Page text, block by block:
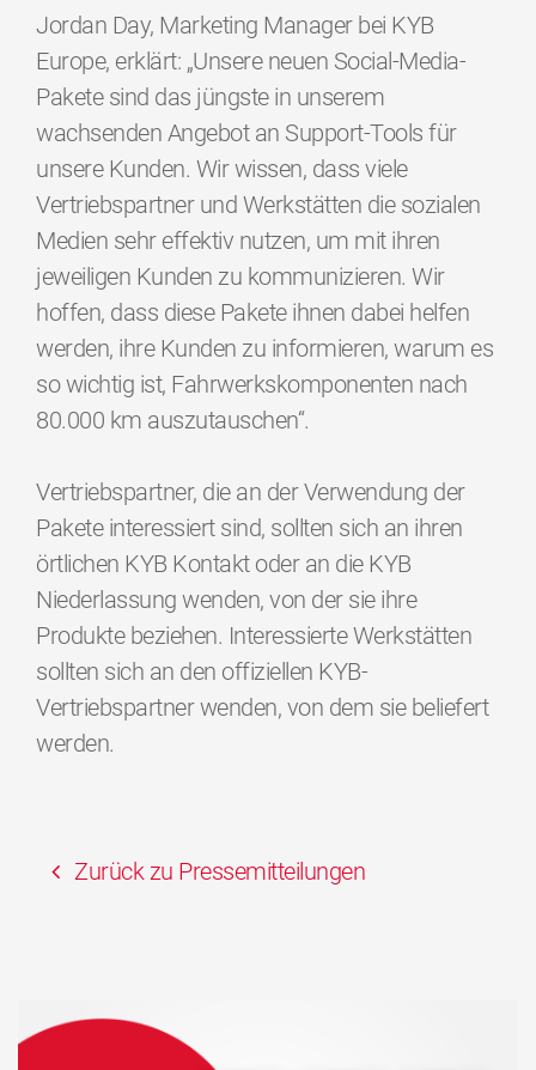
Jordan Day, Marketing Manager bei KYB
Europe, erklärt: „Unsere neuen Social-Media-
Pakete sind das jüngste in unserem
wachsenden Angebot an Support-Tools für
unsere Kunden. Wir wissen, dass viele
Vertriebspartner und Werkstätten die sozialen
Medien sehr effektiv nutzen, um mit ihren
jeweiligen Kunden zu kommunizieren. Wir
hoffen, dass diese Pakete ihnen dabei helfen
werden, ihre Kunden zu informieren, warum es
so wichtig ist, Fahrwerkskomponenten nach
80.000 km auszutauschen“.
Vertriebspartner, die an der Verwendung der
Pakete interessiert sind, sollten sich an ihren
örtlichen KYB Kontakt oder an die KYB
Niederlassung wenden, von der sie ihre
Produkte beziehen. Interessierte Werkstätten
sollten sich an den offiziellen KYB-
Vertriebspartner wenden, von dem sie beliefert
werden.
Zurück zu Pressemitteilungen